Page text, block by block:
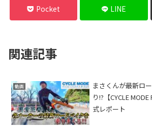
Pocket LINE
関連記事
動画
まさくんが最新ロ
り!?【CYCLE
式レポート